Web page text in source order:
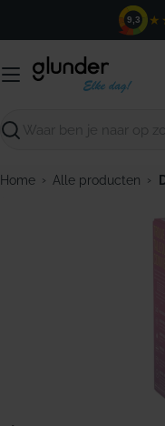
inhoud
9,3
Zoeken
Home › Alle producten ›
media 0 in modaal